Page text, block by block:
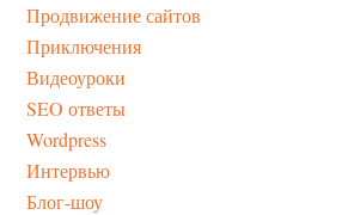
Продвижение сайтов
Приключения
Видеоуроки
SEO ответы
Wordpress
Интервью
Блог-шоу